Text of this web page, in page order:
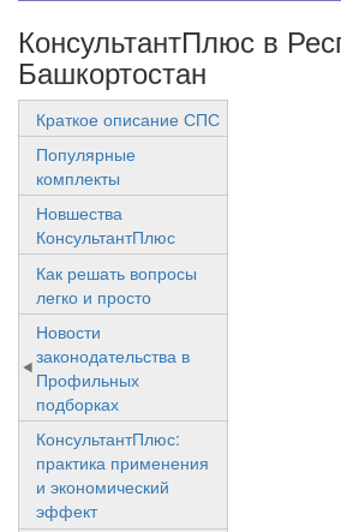
КонсультантПлюс в
Башкортостан
Краткое описание СПС
Популярные
комплекты
Новшества
КонсультантПлюс
Как решать вопросы
легко и просто
Новости
законодательства в
Профильных
подборках
КонсультантПлюс:
практика применения
и экономический
эффект